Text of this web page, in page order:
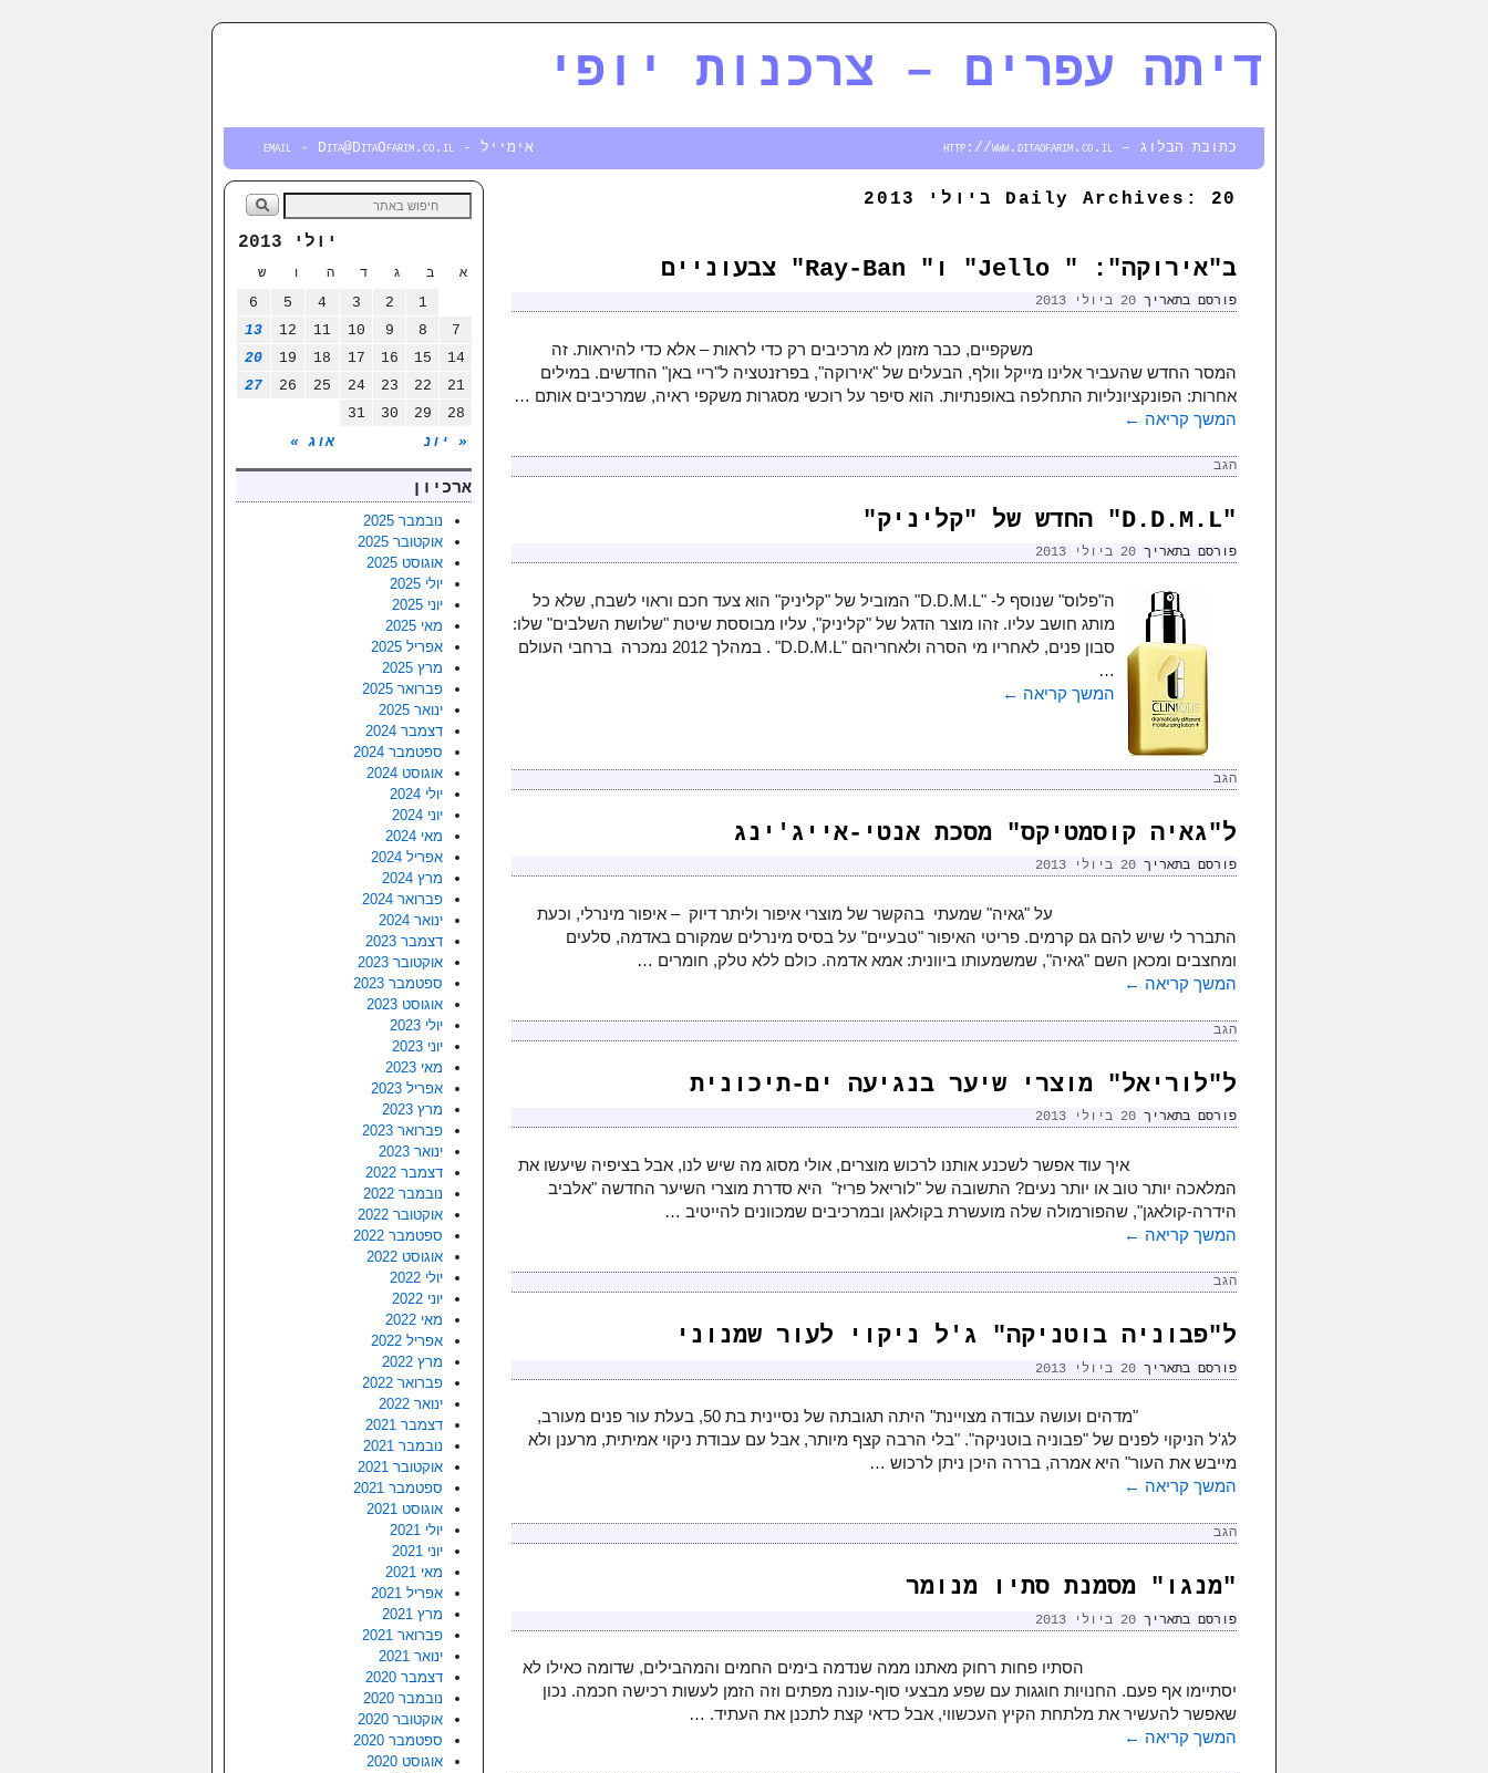
דיתה עפרים – צרכנות יופי
אימייל - email - Dita@DitaOfarim.co.il כתובת הבלוג – http://www.ditaofarim.co.il
יולי 2013
א ב ג ד ה ו ש
« יונ אוג »
1
2
3
4
5
6
7
8
9
10
11
12
13
14
15
16
17
18
19
20
21
22
23
24
25
26
27
28
29
30
31
ארכיון
נובמבר 2025
אוקטובר 2025
אוגוסט 2025
יולי 2025
יוני 2025
מאי 2025
אפריל 2025
מרץ 2025
פברואר 2025
ינואר 2025
דצמבר 2024
ספטמבר 2024
אוגוסט 2024
יולי 2024
יוני 2024
מאי 2024
אפריל 2024
מרץ 2024
פברואר 2024
ינואר 2024
דצמבר 2023
אוקטובר 2023
ספטמבר 2023
אוגוסט 2023
יולי 2023
יוני 2023
מאי 2023
אפריל 2023
מרץ 2023
פברואר 2023
ינואר 2023
דצמבר 2022
נובמבר 2022
אוקטובר 2022
ספטמבר 2022
אוגוסט 2022
יולי 2022
יוני 2022
מאי 2022
אפריל 2022
מרץ 2022
פברואר 2022
ינואר 2022
דצמבר 2021
נובמבר 2021
אוקטובר 2021
ספטמבר 2021
אוגוסט 2021
יולי 2021
יוני 2021
מאי 2021
אפריל 2021
מרץ 2021
פברואר 2021
ינואר 2021
דצמבר 2020
נובמבר 2020
אוקטובר 2020
ספטמבר 2020
אוגוסט 2020
Daily Archives: 20 ביולי 2013
ב"אירוקה": " Jello" ו" Ray-Ban" צבעוניים
פורסם בתאריך 20 ביולי 2013
משקפיים, כבר מזמן לא מרכיבים רק כדי לראות – אלא כדי להיראות. זה
המסר החדש שהעביר אלינו מייקל וולף, הבעלים של "אירוקה", בפרזנטציה ל"ריי באן" החדשים. במילים
אחרות: הפונקציונליות התחלפה באופנתיות. הוא סיפר על רוכשי מסגרות משקפי ראיה, שמרכיבים אותם …
המשך קריאה ←
הגב
"D.D.M.L" החדש של "קליניק"
פורסם בתאריך 20 ביולי 2013
ה"פלוס" שנוסף ל- "D.D.M.L" המוביל של "קליניק" הוא צעד חכם וראוי לשבח, שלא כל
מותג חושב עליו. זהו מוצר הדגל של "קליניק", עליו מבוססת שיטת "שלושת השלבים" שלו:
סבון פנים, לאחריו מי הסרה ולאחריהם "D.D.M.L" . במהלך 2012 נמכרה ברחבי העולם
…
המשך קריאה ←
הגב
ל"גאיה קוסמטיקס" מסכת אנטי-אייג'ינג
פורסם בתאריך 20 ביולי 2013
על "גאיה" שמעתי בהקשר של מוצרי איפור וליתר דיוק – איפור מינרלי, וכעת
התברר לי שיש להם גם קרמים. פריטי האיפור "טבעיים" על בסיס מינרלים שמקורם באדמה, סלעים
ומחצבים ומכאן השם "גאיה", שמשמעותו ביוונית: אמא אדמה. כולם ללא טלק, חומרים …
המשך קריאה ←
הגב
ל"לוריאל" מוצרי שיער בנגיעה ים-תיכונית
פורסם בתאריך 20 ביולי 2013
איך עוד אפשר לשכנע אותנו לרכוש מוצרים, אולי מסוג מה שיש לנו, אבל בציפיה שיעשו את
המלאכה יותר טוב או יותר נעים? התשובה של "לוריאל פריז" היא סדרת מוצרי השיער החדשה "אלביב
הידרה-קולאגן", שהפורמולה שלה מועשרת בקולאגן ובמרכיבים שמכוונים להייטיב …
המשך קריאה ←
הגב
ל"פבוניה בוטניקה" ג'ל ניקוי לעור שמנוני
פורסם בתאריך 20 ביולי 2013
"מדהים ועושה עבודה מצויינת" היתה תגובתה של נסיינית בת 50, בעלת עור פנים מעורב,
לג'ל הניקוי לפנים של "פבוניה בוטניקה". "בלי הרבה קצף מיותר, אבל עם עבודת ניקוי אמיתית, מרענן ולא
מייבש את העור" היא אמרה, בררה היכן ניתן לרכוש …
המשך קריאה ←
הגב
"מנגו" מסמנת סתיו מנומר
פורסם בתאריך 20 ביולי 2013
הסתיו פחות רחוק מאתנו ממה שנדמה בימים החמים והמהבילים, שדומה כאילו לא
יסתיימו אף פעם. החנויות חוגגות עם שפע מבצעי סוף-עונה מפתים וזה הזמן לעשות רכישה חכמה. נכון
שאפשר להעשיר את מלתחת הקיץ העכשווי, אבל כדאי קצת לתכנן את העתיד. …
המשך קריאה ←